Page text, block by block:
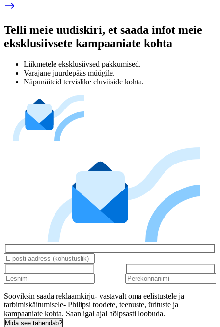
Telli meie uudiskiri, et saada infot meie
eksklusiivsete kampaaniate kohta
Liikmetele eksklusiivsed pakkumised.
Varajane juurdepääs müügile.
Näpunäiteid tervislike eluviiside kohta.
Sooviksin saada reklaamkirju- vastavalt oma eelistustele ja
tarbimiskäitumisele- Philipsi toodete, teenuste, ürituste ja
kampaaniate kohta. Saan igal ajal hõlpsasti loobuda.
Mida see tähendab?